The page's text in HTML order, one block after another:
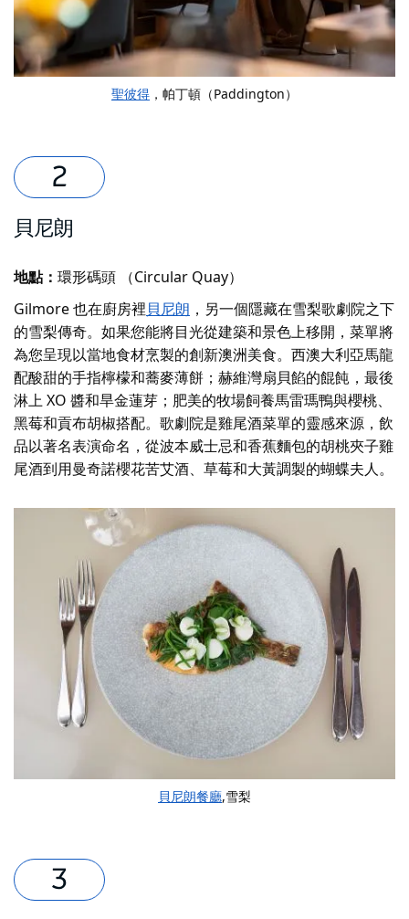
聖彼得 ，帕丁頓（Paddington）
貝尼朗
地點： 環形碼頭 （Circular Quay）
Gilmore 也在廚房裡貝尼朗 ，另一個隱藏在雪梨歌劇院之下
的雪梨傳奇。如果您能將目光從建築和景色上移開，菜單將
為您呈現以當地食材烹製的創新澳洲美食。西澳大利亞馬龍
配酸甜的手指檸檬和蕎麥薄餅；赫維灣扇貝餡的餛飩，最後
淋上 XO 醬和旱金蓮芽；肥美的牧場飼養馬雷瑪鴨與櫻桃、
黑莓和貢布胡椒搭配。歌劇院是雞尾酒菜單的靈感來源，飲
品以著名表演命名，從波本威士忌和香蕉麵包的胡桃夾子雞
尾酒到用曼奇諾櫻花苦艾酒、草莓和大黃調製的蝴蝶夫人。
貝尼朗餐廳,雪梨